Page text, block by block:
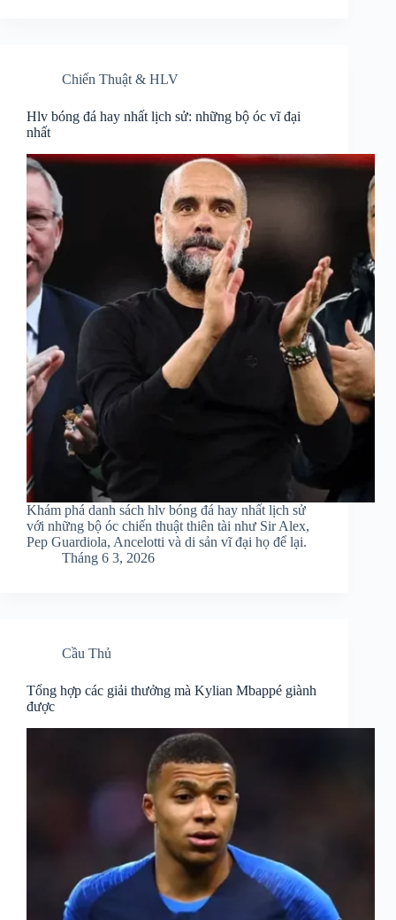
Chiến Thuật & HLV
Hlv bóng đá hay nhất lịch sử: những bộ óc vĩ đại
nhất
Khám phá danh sách hlv bóng đá hay nhất lịch sử
với những bộ óc chiến thuật thiên tài như Sir Alex,
Pep Guardiola, Ancelotti và di sản vĩ đại họ để lại.
Tháng 6 3, 2026
Cầu Thủ
Tổng hợp các giải thưởng mà Kylian Mbappé giành
được